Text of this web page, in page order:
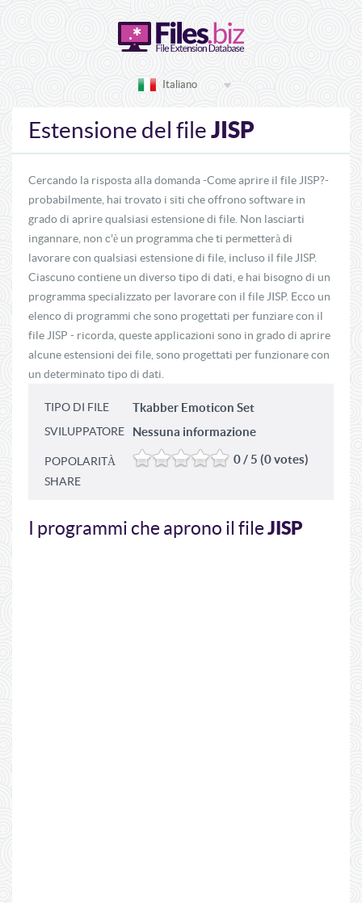
Italiano
Estensione del fileJISP
Cercando la risposta alla domanda -Come aprire il file JISP?-
probabilmente, hai trovato i siti che offrono software in
grado di aprire qualsiasi estensione di file. Non lasciarti
ingannare, non c'è un programma che ti permetterà di
lavorare con qualsiasi estensione di file, incluso il file JISP.
Ciascuno contiene un diverso tipo di dati, e hai bisogno di un
programma specializzato per lavorare con il file JISP. Ecco un
elenco di programmi che sono progettati per funziare con il
file JISP - ricorda, queste applicazioni sono in grado di aprire
alcune estensioni dei file, sono progettati per funzionare con
un determinato tipo di dati.
TIPO DI FILE Tkabber Emoticon Set
SVILUPPATORE Nessuna informazione
POPOLARITÀ 0 / 5 (0 votes)
SHARE
I programmi che aprono il fileJISP